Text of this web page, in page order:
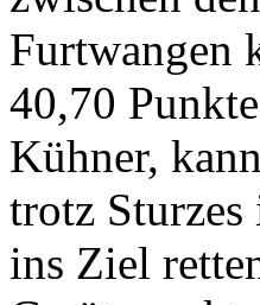
Furtwangen
40,70
Kühner,
trotz
ins Ziel